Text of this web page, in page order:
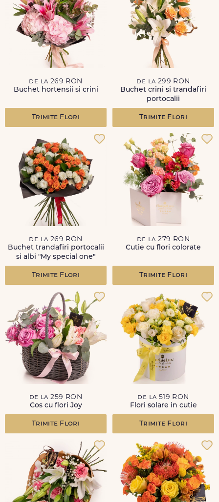
de la 269 RON
Buchet hortensii si crini
Trimite Flori
de la 299 RON
Buchet crini si trandafiri
portocalii
Trimite Flori
de la 269 RON
Buchet trandafiri portocalii
si albi "My special one"
Trimite Flori
de la 279 RON
Cutie cu flori colorate
Trimite Flori
de la 259 RON
Cos cu flori Joy
Trimite Flori
de la 519 RON
Flori solare in cutie
Trimite Flori